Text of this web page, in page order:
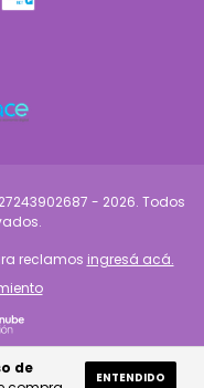
de
ENTENDIDO
- 2026. Todos
reclamos ingresá acá.